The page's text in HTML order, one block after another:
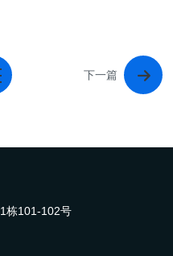
下一篇
栋101-102号